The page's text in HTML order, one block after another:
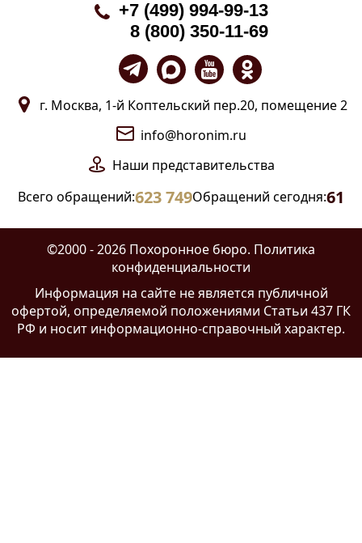
+7 (499) 994-99-13
8 (800) 350-11-69
г. Москва, 1-й Коптельский пер.20, помещение 2
info@horonim.ru
Наши представительства
Всего обращений:623 749Обращений сегодня:61
©2000 - 2026 Похоронное бюро. Политика
конфиденциальности
Информация на сайте не является публичной
офертой, определяемой положениями Статьи 437 ГК
РФ и носит информационно-справочный характер.